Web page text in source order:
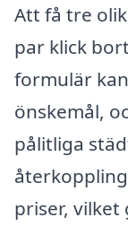
Att få tre
par klick
formulär
önskemål,
pålitliga
priser,